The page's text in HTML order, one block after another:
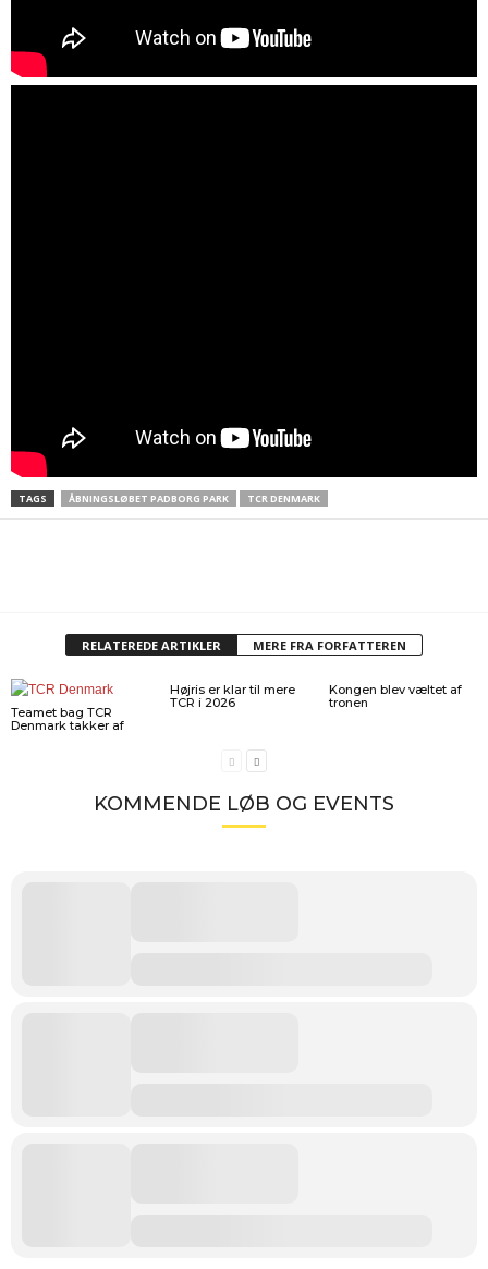
TAGS ÅBNINGSLØBET PADBORG PARK TCR DENMARK
RELATEREDE ARTIKLER MERE FRA FORFATTEREN
Teamet bag TCR
Denmark takker af
Højris er klar til mere
TCR i 2026
Kongen blev væltet af
tronen
KOMMENDE LØB OG EVENTS